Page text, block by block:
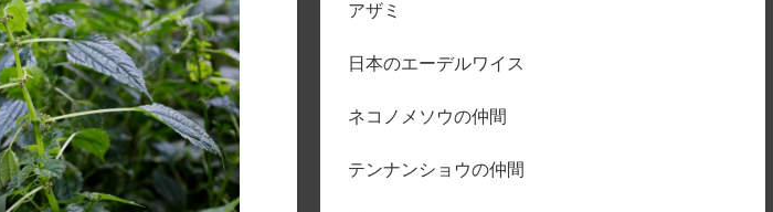
アザミ
日本のエーデルワイス
ネコノメソウの仲間
テンナンショウの仲間